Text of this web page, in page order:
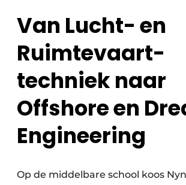
Van Lucht- en
Ruimtevaart-
techniek naar
Offshore en
Engineering
Op de middelbare school koos